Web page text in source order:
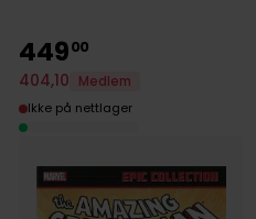
44900
404,10
Medlem
Ikke på nettlager